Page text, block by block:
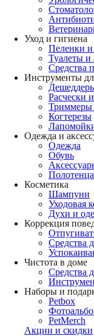
Уход и гигиена
Пеленки и
Туалеты и
Средства
Инструменты
Расчески
Когтерезы
Одежда и
Одежда
Обувь
Полотенца
Косметика
Шампуни
Уходовая
Духи и
Коррекция
Средства
Чистота в доме
Средства
Наборы и
Petbox
PetMerch
Акции и скидки